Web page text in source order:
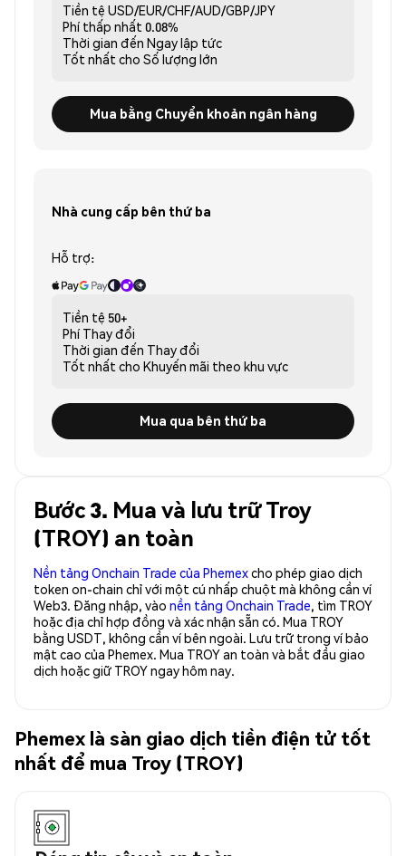
Tiền tệ USD/EUR/CHF/AUD/GBP/JPY
Phí thấp nhất 0.08%
Thời gian đến Ngay lập tức
Tốt nhất cho Số lượng lớn
Mua bằng Chuyển khoản ngân hàng
Nhà cung cấp bên thứ ba
Hỗ trợ:
Tiền tệ 50+
Phí Thay đổi
Thời gian đến Thay đổi
Tốt nhất cho Khuyến mãi theo khu vực
Mua qua bên thứ ba
Bước 3. Mua và lưu trữ Troy
(TROY) an toàn
Nền tảng Onchain Trade của Phemexcho phép giao dịch
token on-chain chỉ với một cú nhấp chuột mà không cần ví
Web3. Đăng nhập, vào nền tảng Onchain Trade, tìm TROY
hoặc địa chỉ hợp đồng và xác nhận sẵn có. Mua TROY
bằng USDT, không cần ví bên ngoài. Lưu trữ trong ví bảo
mật cao của Phemex. Mua TROY an toàn và bắt đầu giao
dịch hoặc giữ TROY ngay hôm nay.
Phemex là sàn giao dịch tiền điện tử tốt
nhất để mua Troy (TROY)